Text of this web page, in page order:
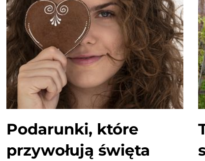
Podarunki, które
przywołują święta